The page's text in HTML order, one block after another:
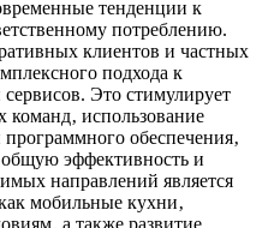
тенденции к
потреблению.
клиентов и частных
подхода к
Это стимулирует
команд‚ использование
обеспечения‚
эффективность и
направлений является
мобильные кухни‚
а также развитие